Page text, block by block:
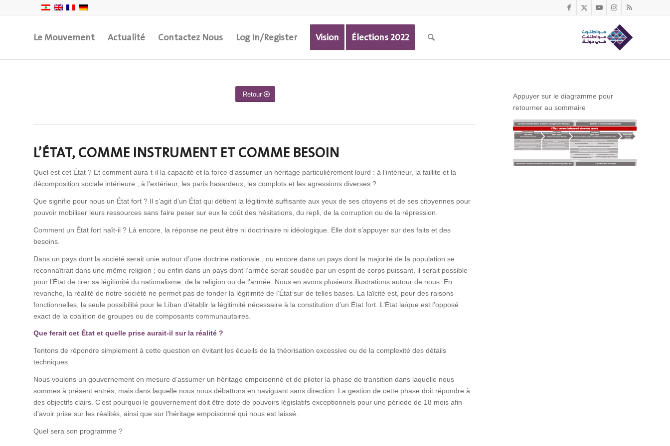
Le Mouvement Actualité Contactez Nous Log In/Register Vision Élections 2022
Retour
L’ÉTAT, COMME INSTRUMENT ET COMME BESOIN
Quel est cet État ? Et comment aura-t-il la capacité et la force d’assumer un héritage particulièrement lourd : à l’intérieur, la faillite et la
décomposition sociale intérieure ; à l’extérieur, les paris hasardeux, les complots et les agressions diverses ?
Que signifie pour nous un État fort ? Il s’agit d’un État qui détient la légitimité suffisante aux yeux de ses citoyens et de ses citoyennes pour
pouvoir mobiliser leurs ressources sans faire peser sur eux le coût des hésitations, du repli, de la corruption ou de la répression.
Comment un État fort naît-il ? Là encore, la réponse ne peut être ni doctrinaire ni idéologique. Elle doit s’appuyer sur des faits et des
besoins.
Dans un pays dont la société serait unie autour d’une doctrine nationale ; ou encore dans un pays dont la majorité de la population se
reconnaîtrait dans une même religion ; ou enfin dans un pays dont l’armée serait soudée par un esprit de corps puissant, il serait possible
pour l’État de tirer sa légitimité du nationalisme, de la religion ou de l’armée. Nous en avons plusieurs illustrations autour de nous. En
revanche, la réalité de notre société ne permet pas de fonder la légitimité de l’État sur de telles bases. La laïcité est, pour des raisons
fonctionnelles, la seule possibilité pour le Liban d’établir la légitimité nécessaire à la constitution d’un État fort. L’État laïque est l’opposé
exact de la coalition de groupes ou de composants communautaires.
Que ferait cet État et quelle prise aurait-il sur la réalité ?
Tentons de répondre simplement à cette question en évitant les écueils de la théorisation excessive ou de la complexité des détails
techniques.
Nous voulons un gouvernement en mesure d’assumer un héritage empoisonné et de piloter la phase de transition dans laquelle nous
sommes à présent entrés, mais dans laquelle nous nous débattons en naviguant sans direction. La gestion de cette phase doit répondre à
des objectifs clairs. C’est pourquoi le gouvernement doit être doté de pouvoirs législatifs exceptionnels pour une période de 18 mois afin
d’avoir prise sur les réalités, ainsi que sur l’héritage empoisonné qui nous est laissé.
Quel sera son programme ?
Appuyer sur le diagramme pour
retourner au sommaire